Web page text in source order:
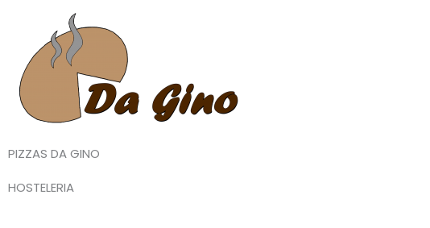
contenido
PIZZAS DA GINO
HOSTELERIA